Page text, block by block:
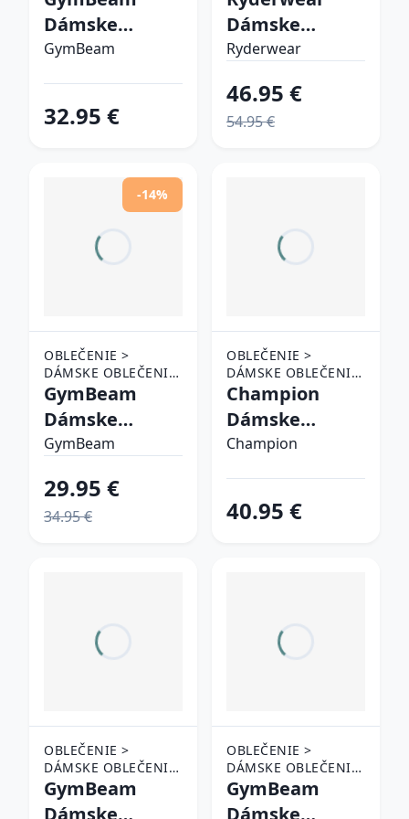
NOHAVICE
Dámske
tepláky
GymBeam
32.95 €
NOHAVICE
Dámske
tepláky Adapt
Ryderwear
46.95 €
54.95 €
-14%
OBLEČENIE >
DÁMSKE OBLEČENIE
> TEPLÁKY A
NOHAVICE
GymBeam
Dámske
tepláky
MM
GymBeam
29.95 €
34.95 €
OBLEČENIE >
DÁMSKE OBLEČENIE
> TEPLÁKY A
NOHAVICE
Champion
Dámske
tepláky Slim
Champion
40.95 €
OBLEČENIE >
DÁMSKE OBLEČENIE
> TEPLÁKY A
NOHAVICE
GymBeam
Dámske
OBLEČENIE >
DÁMSKE OBLEČENIE
> TEPLÁKY A
NOHAVICE
GymBeam
Dámske